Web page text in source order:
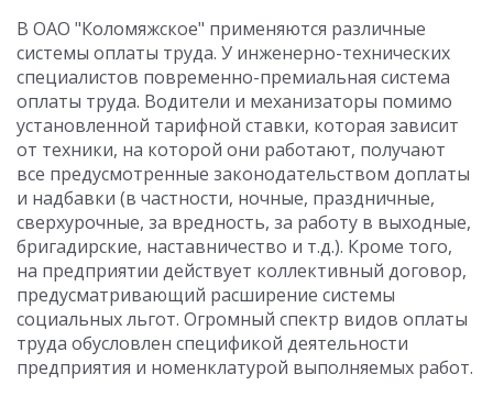
В ОАО "Коломяжское" применяются различные
системы оплаты труда. У инженерно-технических
специалистов повременно-премиальная система
оплаты труда. Водители и механизаторы помимо
установленной тарифной ставки, которая зависит
от техники, на которой они работают, получают
все предусмотренные законодательством доплаты
и надбавки (в частности, ночные, праздничные,
сверхурочные, за вредность, за работу в выходные,
бригадирские, наставничество и т.д.). Кроме того,
на предприятии действует коллективный договор,
предусматривающий расширение системы
социальных льгот. Огромный спектр видов оплаты
труда обусловлен спецификой деятельности
предприятия и номенклатурой выполняемых работ.